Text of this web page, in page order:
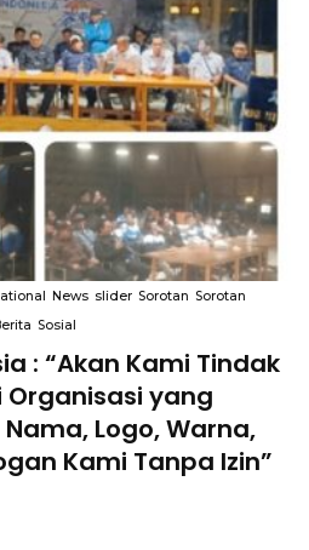
News slider Sorotan Sorotan
Sosial
: “Akan Kami Tindak
Organisasi yang
Logo, Warna,
Kami Tanpa Izin”